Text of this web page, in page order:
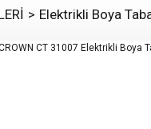
Elektrikli Boya